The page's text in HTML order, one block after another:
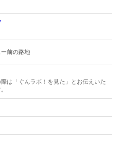
前の路地
は「ぐんラボ！を見た」とお伝えいた